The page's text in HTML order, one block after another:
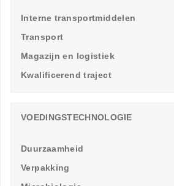
Interne transportmiddelen
Transport
Magazijn en logistiek
Kwalificerend traject
VOEDINGSTECHNOLOGIE
Duurzaamheid
Verpakking